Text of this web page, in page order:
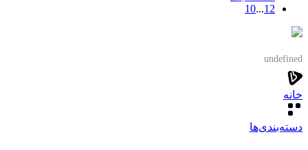
12
...
10
undefined
خانه
دسته‌بندی‌‌ها